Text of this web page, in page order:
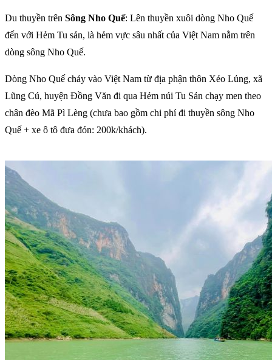
Du thuyền trên Sông Nho Quế: Lên thuyền xuôi dòng Nho Quế
đến với Hẻm Tu sản, là hẻm vực sâu nhất của Việt Nam nằm trên
dòng sông Nho Quế.
Dòng Nho Quế chảy vào Việt Nam từ địa phận thôn Xéo Lủng, xã
Lũng Cú, huyện Đồng Văn đi qua Hẻm núi Tu Sản chạy men theo
chân đèo Mã Pì Lèng (chưa bao gồm chi phí đi thuyền sông Nho
Quế + xe ô tô đưa đón: 200k/khách).